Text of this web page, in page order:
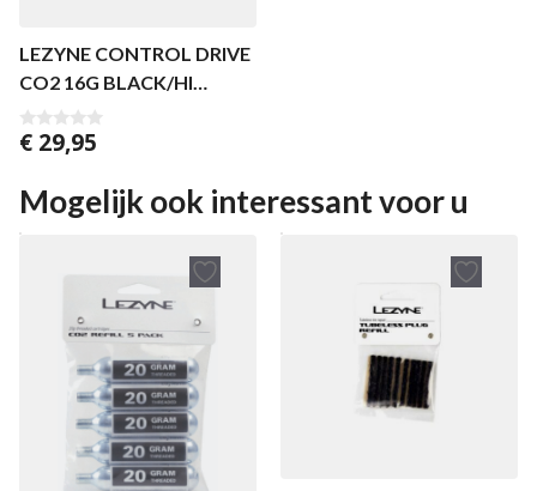
LEZYNE CONTROL DRIVE
CO2 16G BLACK/HI
GLOSS
0
v
n
5
€ 29,95
Mogelijk ook interessant voor u